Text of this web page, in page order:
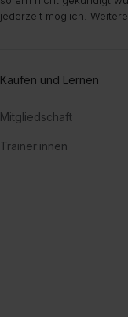
jederzeit möglich.
Kaufen und Lernen
Mitgliedschaft
Trainer:innen